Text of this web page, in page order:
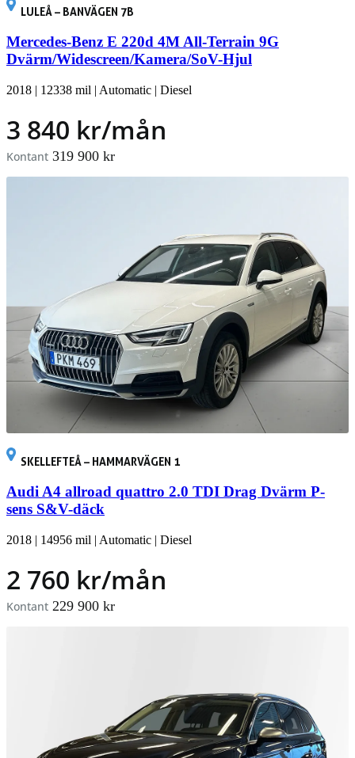
LULEÅ – BANVÄGEN 7B
Mercedes-Benz E 220d 4M All-Terrain 9G
Dvärm/Widescreen/Kamera/SoV-Hjul
2018 | 12338 mil | Automatic | Diesel
3 840 kr/mån
Kontant 319 900 kr
SKELLEFTEÅ – HAMMARVÄGEN 1
Audi A4 allroad quattro 2.0 TDI Drag Dvärm P-
sens S&V-däck
2018 | 14956 mil | Automatic | Diesel
2 760 kr/mån
Kontant 229 900 kr